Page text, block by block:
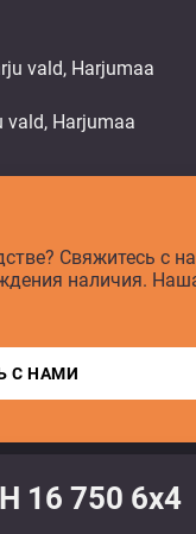
vald, Harjumaa
Свяжитесь с
наличия.
С НАМИ
16 750 6x4